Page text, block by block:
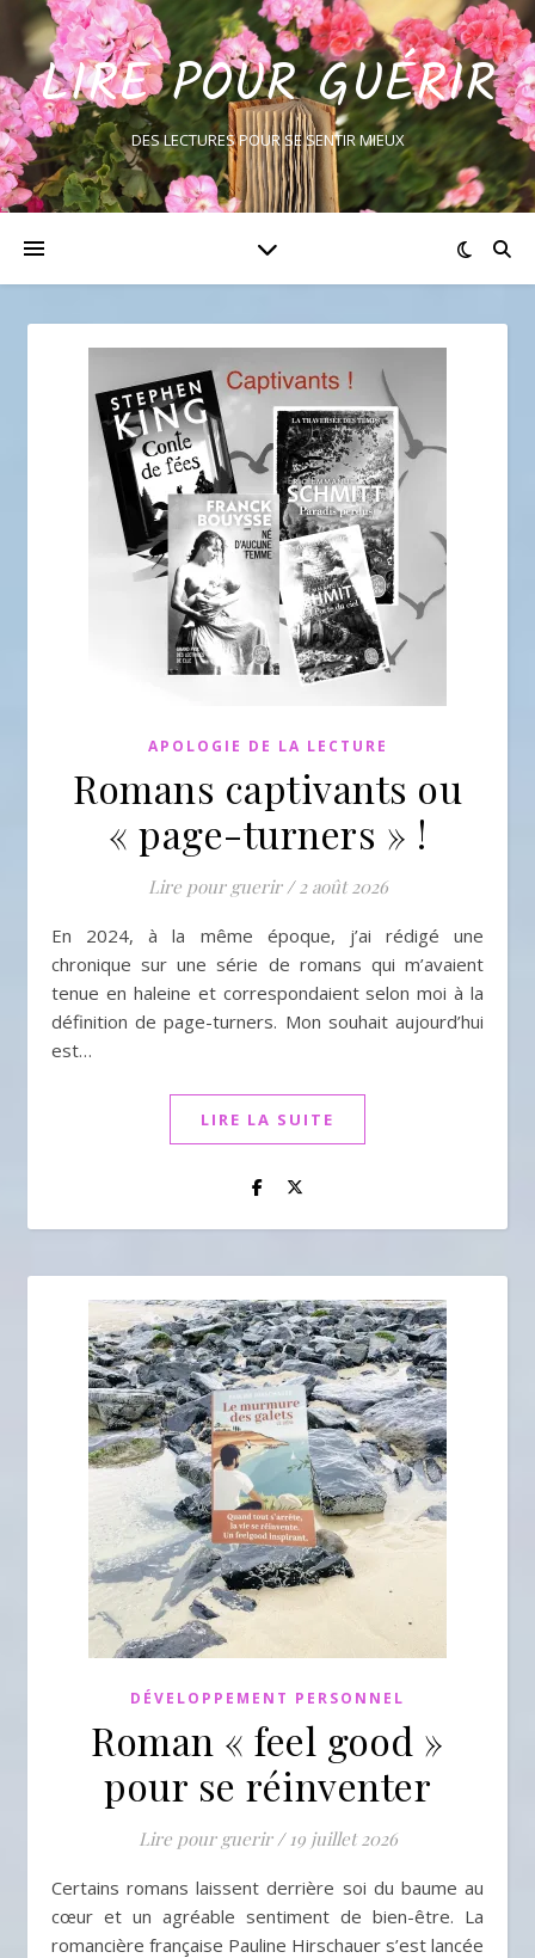
LIRE POUR GUÉRIR
DES LECTURES POUR SE SENTIR MIEUX
APOLOGIE DE LA LECTURE
Romans captivants ou
« page-turners » !
Lire pour guerir / 2 août 2026
En 2024, à la même époque, j’ai rédigé une
chronique sur une série de romans qui m’avaient
tenue en haleine et correspondaient selon moi à la
définition de page-turners. Mon souhait aujourd’hui
est…
LIRE LA SUITE
DÉVELOPPEMENT PERSONNEL
Roman « feel good »
pour se réinventer
Lire pour guerir / 19 juillet 2026
Certains romans laissent derrière soi du baume au
cœur et un agréable sentiment de bien-être. La
romancière française Pauline Hirschauer s’est lancée